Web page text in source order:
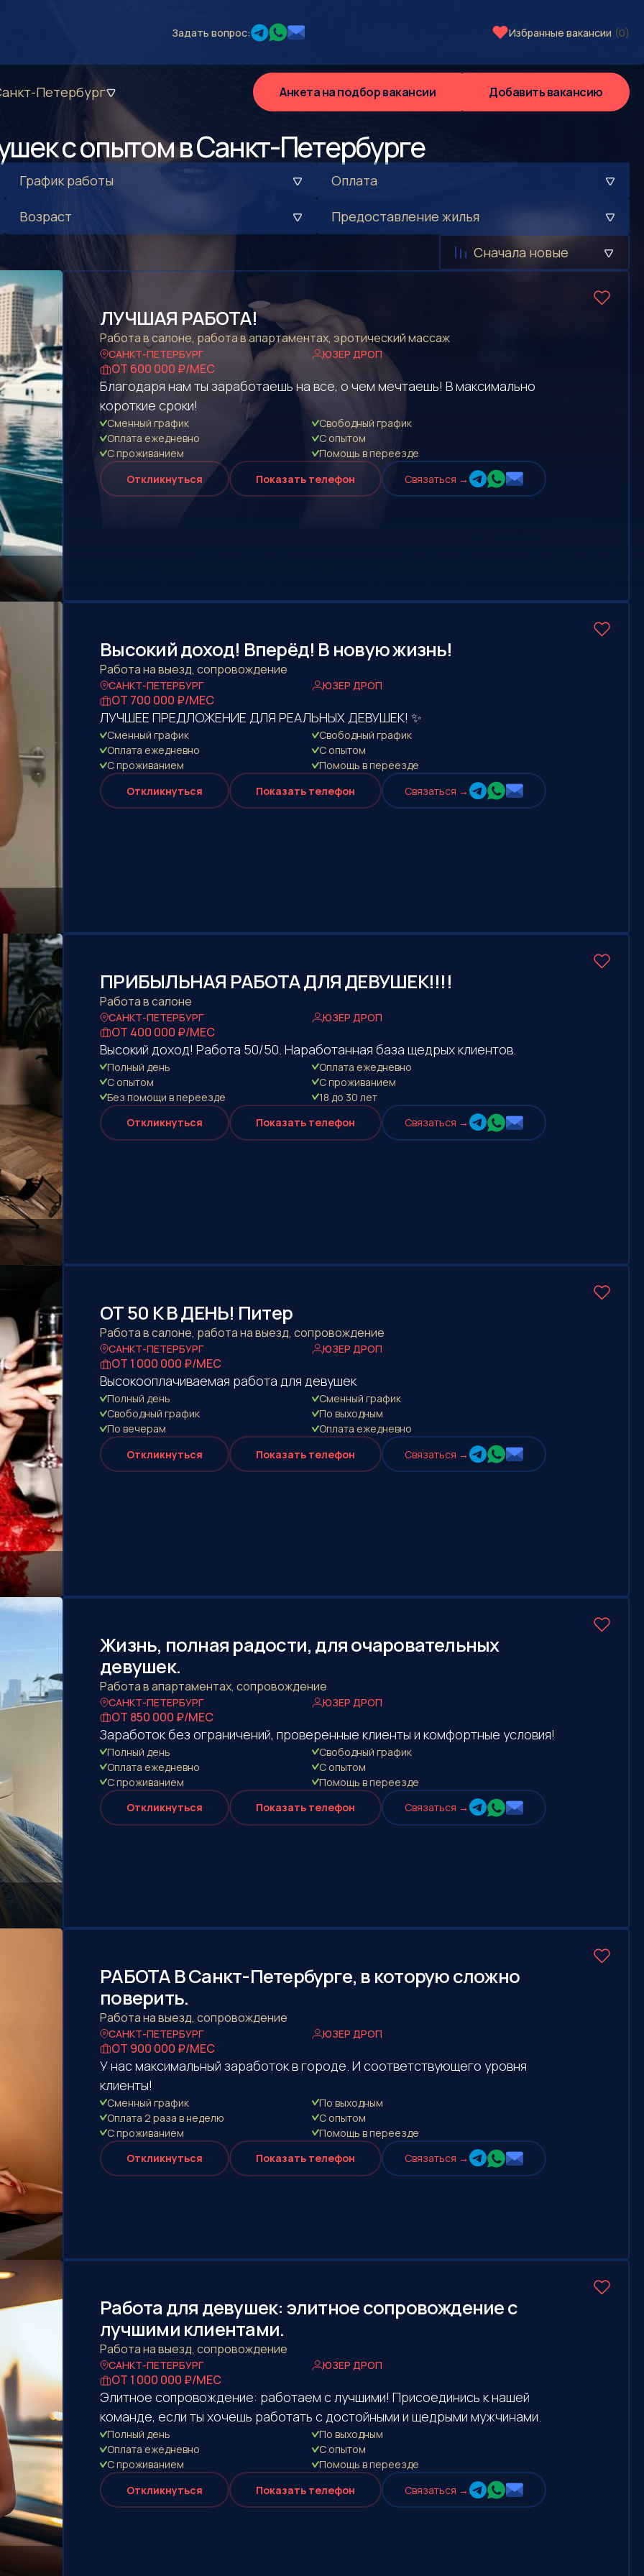
Задать вопрос: Избранные вакансии (0)
Петербург Анкета на подбор вакансии Добавить вакансию
с опытом в Санкт-Петербурге
График работы Оплата
Возраст Предоставление жилья
Сначала новые
ЛУЧШАЯ РАБОТА!
Работа в салоне, работа в апартаментах, эротический массаж
САНКТ-ПЕТЕРБУРГ ЮЗЕР ДРОП
ОТ 600 000 ₽/МЕС
Благодаря нам ты заработаешь на все, о чем мечтаешь! В максимально
короткие сроки!
Сменный график
Свободный график
Оплата eжедневно
С опытом
С проживанием
Помощь в переезде
Откликнуться
Показать телефон Cвязаться →
Высокий доход! Вперёд! В новую жизнь!
Работа на выезд, сопровождение
САНКТ-ПЕТЕРБУРГ ЮЗЕР ДРОП
ОТ 700 000 ₽/МЕС
ЛУЧШЕЕ ПРЕДЛОЖЕНИЕ ДЛЯ РЕАЛЬНЫХ ДЕВУШЕК! ✨
Сменный график
Свободный график
Оплата eжедневно
С опытом
С проживанием
Помощь в переезде
Откликнуться
Показать телефон Cвязаться →
ПРИБЫЛЬНАЯ РАБОТА ДЛЯ ДЕВУШЕК!!!!
Работа в салоне
САНКТ-ПЕТЕРБУРГ ЮЗЕР ДРОП
ОТ 400 000 ₽/МЕС
Высокий доход! Работа 50/50. Наработанная база щедрых клиентов.
Полный день
Оплата eжедневно
С опытом
С проживанием
Без помощи в переезде
18 до 30 лет
Откликнуться
Показать телефон Cвязаться →
ОТ 50 К В ДЕНЬ! Питер
Работа в салоне, работа на выезд, сопровождение
САНКТ-ПЕТЕРБУРГ ЮЗЕР ДРОП
ОТ 1 000 000 ₽/МЕС
Высокооплачиваемая работа для девушек
Полный день
Сменный график
Свободный график
По выходным
По вечерам
Оплата eжедневно
Откликнуться
Показать телефон Cвязаться →
Жизнь, полная радости, для очаровательных
девушек.
Работа в апартаментах, сопровождение
САНКТ-ПЕТЕРБУРГ ЮЗЕР ДРОП
ОТ 850 000 ₽/МЕС
Заработок без ограничений, проверенные клиенты и комфортные условия!
Полный день
Свободный график
Оплата eжедневно
С опытом
С проживанием
Помощь в переезде
Откликнуться
Показать телефон Cвязаться →
РАБОТА В Санкт-Петербурге, в которую сложно
поверить.
Работа на выезд, сопровождение
САНКТ-ПЕТЕРБУРГ ЮЗЕР ДРОП
ОТ 900 000 ₽/МЕС
У нас максимальный заработок в городе. И соответствующего уровня
клиенты!
Сменный график
По выходным
Оплата 2 раза в неделю
С опытом
С проживанием
Помощь в переезде
Откликнуться
Показать телефон Cвязаться →
Работа для девушек: элитное сопровождение с
лучшими клиентами.
Работа на выезд, сопровождение
САНКТ-ПЕТЕРБУРГ ЮЗЕР ДРОП
ОТ 1 000 000 ₽/МЕС
Элитное сопровождение: работаем с лучшими! Присоединись к нашей
команде, если ты хочешь работать с достойными и щедрыми мужчинами.
Полный день
По выходным
Оплата eжедневно
С опытом
С проживанием
Помощь в переезде
Откликнуться
Показать телефон Cвязаться →